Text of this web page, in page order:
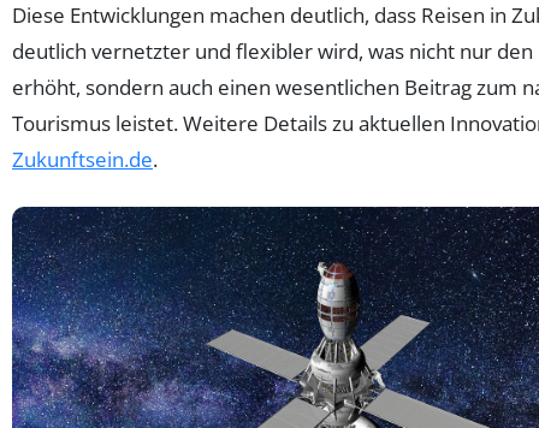
Diese Entwicklungen machen deutlich, dass Reisen in
deutlich vernetzter und flexibler wird, was nicht nur
erhöht, sondern auch einen wesentlichen Beitrag zum
Tourismus leistet. Weitere Details zu aktuellen
Zukunftsein.de.